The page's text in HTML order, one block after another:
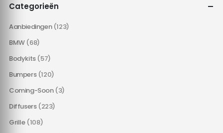
Categorieën
Aanbiedingen (123)
BMW (68)
Bodykits (57)
Bumpers (120)
Coming-Soon (3)
Diffusers (223)
Grille (108)